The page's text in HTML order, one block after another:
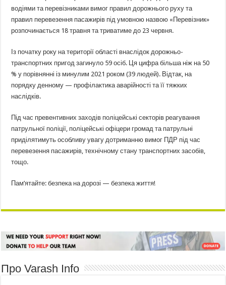
водіями та перевізниками вимог правил дорожнього руху та
правил перевезення пасажирів під умовною назвою «Перевізник»
розпочинається 18 травня та триватиме до 23 червня.
Із початку року на території області внаслідок дорожньо-
транспортних пригод загинуло 59 осіб. Ця цифра більша ніж на 50
% у порівнянні із минулим 2021 роком (39 людей). Відтак, на
порядку денному — профілактика аварійності та її тяжких
наслідків.
Під час превентивних заходів поліцейські секторів реагування
патрульної поліції, поліцейські офіцери громад та патрульні
приділятимуть особливу увагу дотриманню вимог ПДР під час
перевезення пасажирів, технічному стану транспортних засобів,
тощо.
Пам’ятайте: безпека на дорозі — безпека життя!
Про Varash Info